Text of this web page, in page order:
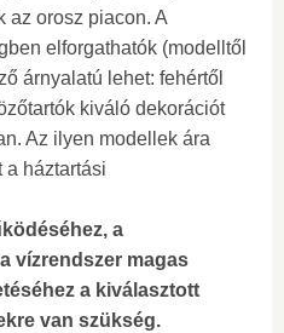
az orosz piacon. A
elforgathatók (modelltől
árnyalatú lehet: fehértől
kiváló dekorációt
Az ilyen modellek ára
a háztartási
a
vízrendszer magas
a kiválasztott
van szükség.